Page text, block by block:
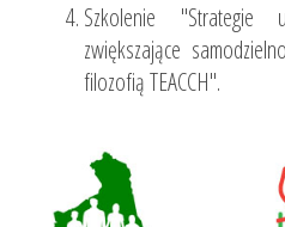
Szkolenie
zwiększające
filozofią TEACCH".